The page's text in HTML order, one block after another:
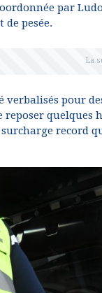
par
pesée.
verbalisés pour
quelques
surcharge record